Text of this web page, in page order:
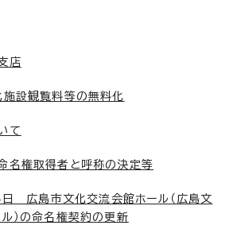
店
施設観覧料等の無料化
て
名権取得者と呼称の決定等
広島市文化交流会館ホール（広島文
）の命名権契約の更新